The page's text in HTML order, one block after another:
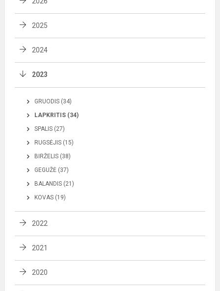
2025
2024
2023
GRUODIS (34)
LAPKRITIS (34)
SPALIS (27)
RUGSĖJIS (15)
BIRŽELIS (38)
GEGUŽĖ (37)
BALANDIS (21)
KOVAS (19)
2022
2021
2020